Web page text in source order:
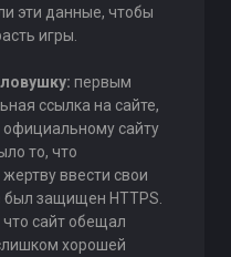
эти данные, чтобы
игры.
первым
ссылка на сайте,
официальному сайту
то, что
ввести свои
был защищен HTTPS.
сайт обещал
хорошей